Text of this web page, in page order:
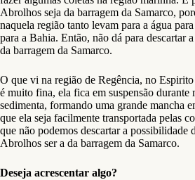
Abrolhos seja da barragem da Samarco,
naquela região tanto levam para a água
para a Bahia. Então, não dá para descartar
da barragem da Samarco.
O que vi na região de Regência, no
é muito fina, ela fica em suspensão durante
sedimenta, formando uma grande mancha
que ela seja facilmente transportada pelas
que não podemos descartar a possibilidade
Abrolhos ser a da barragem da Samarco.
Deseja acrescentar algo?